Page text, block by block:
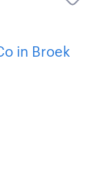
in Broek